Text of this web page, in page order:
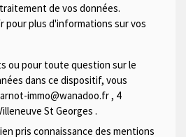
de vos données.
pour plus d'informations sur vos
ou pour toute question sur le
dans ce dispositif, vous
immo@wanadoo.fr, 4
St Georges .
pris connaissance des mentions